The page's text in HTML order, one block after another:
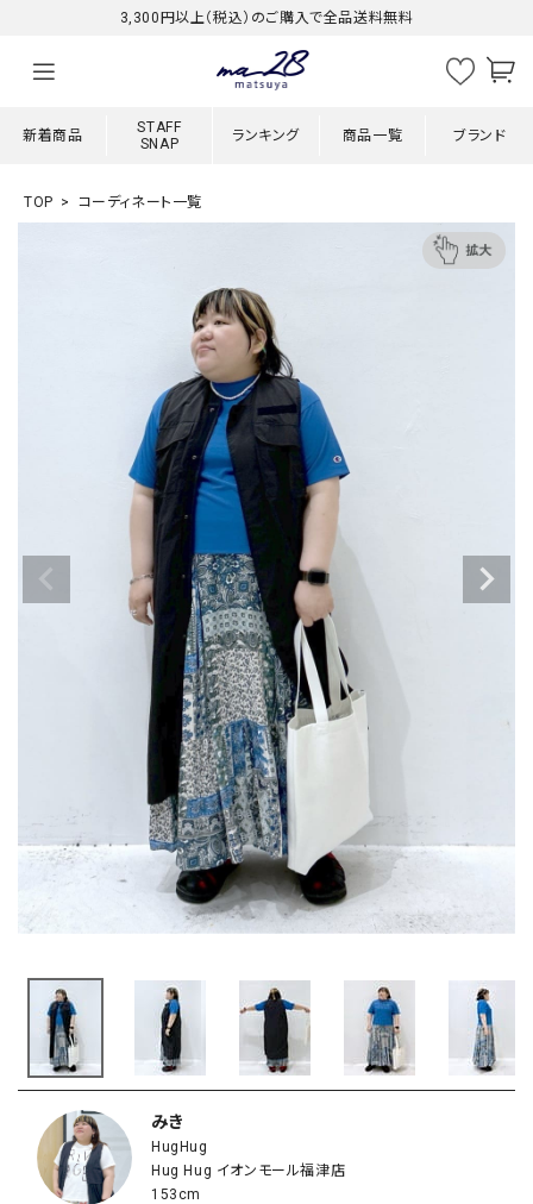
3,300円以上（税込）のご購入で全品送料無料
新着商品
STAFF
SNAP
ランキング 商品一覧 ブランド
TOP コーディネート一覧
みき
HugHug
Hug Hug イオンモール福津店
153cm